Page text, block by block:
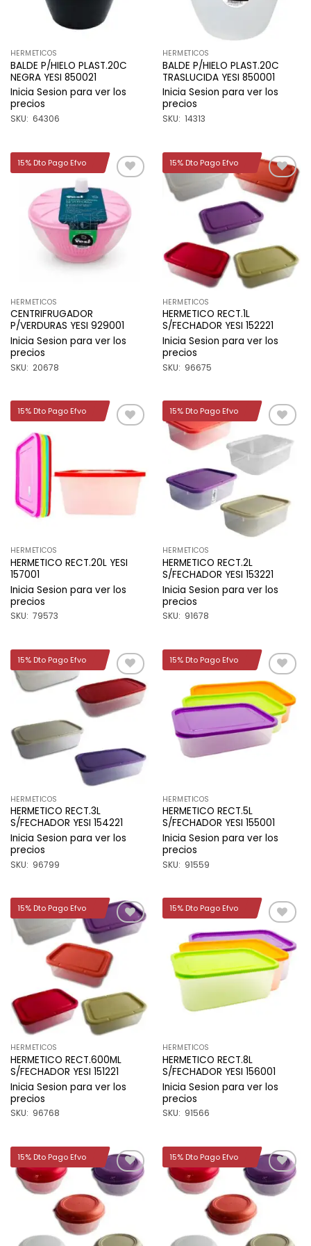
HERMETICOS
BALDE P/HIELO PLAST.20C
NEGRA YESI 850021
Inicia Sesion para ver los
precios
SKU: 64306
HERMETICOS
BALDE P/HIELO PLAST.20C
TRASLUCIDA YESI 850001
Inicia Sesion para ver los
precios
SKU: 14313
a la
lista de
deseos
HERMETICOS
CENTRIFRUGADOR
P/VERDURAS YESI 929001
Inicia Sesion para ver los
precios
SKU: 20678
15% Dto Pago Efvo
Añadir
a la
lista de
HERMETICOS
HERMETICO RECT.1L
S/FECHADOR YESI 152221
Inicia Sesion para ver los
precios
SKU: 96675
15% Dto Pago Efvo
HERMETICOS
HERMETICO RECT.20L YESI
157001
Inicia Sesion para ver los
precios
SKU: 79573
15% Dto Pago Efvo
Añadir
a la
lista de
deseos
HERMETICOS
HERMETICO RECT.2L
S/FECHADOR YESI 153221
Inicia Sesion para ver los
precios
SKU: 91678
15% Dto Pago Efvo
Añadir
a la
lista de
deseos
HERMETICOS
HERMETICO RECT.3L
S/FECHADOR YESI 154221
Inicia Sesion para ver los
precios
SKU: 96799
15% Dto Pago Efvo
Añadir
a la
lista de
deseos
HERMETICOS
HERMETICO RECT.5L
S/FECHADOR YESI 155001
Inicia Sesion para ver los
precios
SKU: 91559
15% Dto Pago Efvo
Añadir
lista de
deseos
HERMETICOS
HERMETICO RECT.600ML
S/FECHADOR YESI 151221
Inicia Sesion para ver los
precios
SKU: 96768
15% Dto Pago Efvo
Añadir
a la
lista de
deseos
HERMETICOS
HERMETICO RECT.8L
S/FECHADOR YESI 156001
Inicia Sesion para ver los
precios
SKU: 91566
15% Dto Pago Efvo
Añadir
a la
15% Dto Pago Efvo
Añadir
a la
15% Dto Pago Efvo